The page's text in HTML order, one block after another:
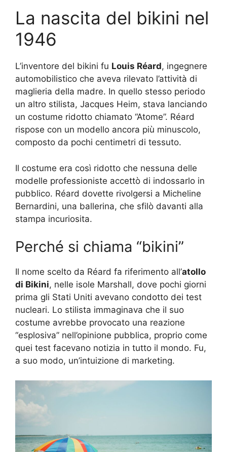
La nascita del bikini nel
1946
L’inventore del bikini fu Louis Réard, ingegnere
automobilistico che aveva rilevato l’attività di
maglieria della madre. In quello stesso periodo
un altro stilista, Jacques Heim, stava lanciando
un costume ridotto chiamato “Atome”. Réard
rispose con un modello ancora più minuscolo,
composto da pochi centimetri di tessuto.
Il costume era così ridotto che nessuna delle
modelle professioniste accettò di indossarlo in
pubblico. Réard dovette rivolgersi a Micheline
Bernardini, una ballerina, che sfilò davanti alla
stampa incuriosita.
Perché si chiama “bikini”
Il nome scelto da Réard fa riferimento all’atollo
di Bikini, nelle isole Marshall, dove pochi giorni
prima gli Stati Uniti avevano condotto dei test
nucleari. Lo stilista immaginava che il suo
costume avrebbe provocato una reazione
“esplosiva” nell’opinione pubblica, proprio come
quei test facevano notizia in tutto il mondo. Fu,
a suo modo, un’intuizione di marketing.